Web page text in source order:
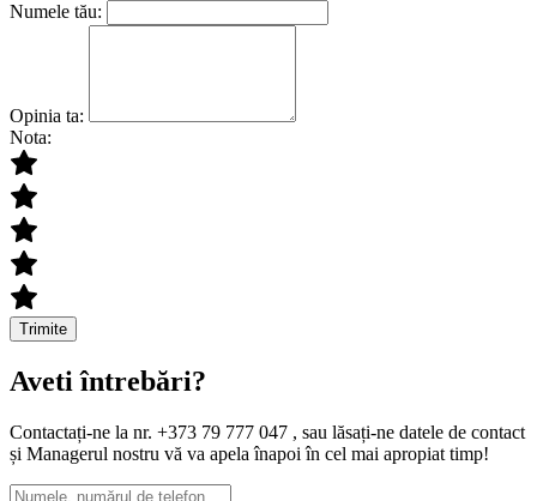
Numele tău:
Opinia ta:
Nota:
Trimite
Aveti întrebări?
Contactați-ne la nr. +373 79 777 047 , sau lăsați-ne datele de contact
și Managerul nostru vă va apela înapoi în cel mai apropiat timp!